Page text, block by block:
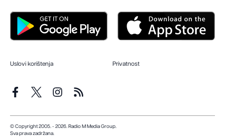
Uslovi korištenja Privatnost
© Copyright 2005. - 2026. Radio M Media Group.
Sva prava zadržana.